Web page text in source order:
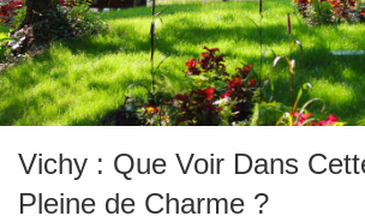
Vichy : Que Voir Dans
Pleine de Charme ?